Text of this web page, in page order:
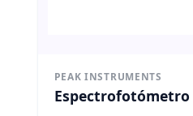
PEAK INSTRUMENTS
Espectrofotómetro